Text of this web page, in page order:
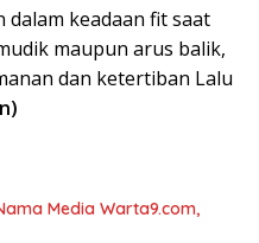
dalam keadaan fit saat
maupun arus balik,
dan ketertiban Lalu
Media Warta9.com,